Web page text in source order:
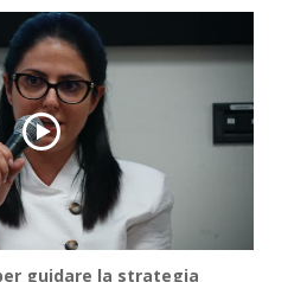
guidare la strategia